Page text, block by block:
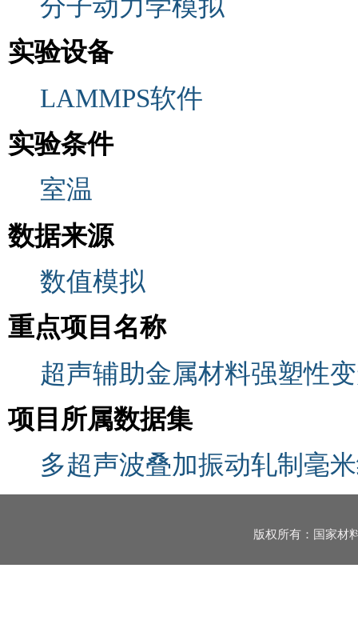
分子动力学模拟
实验设备
LAMMPS软件
实验条件
室温
数据来源
数值模拟
重点项目名称
超声辅助金属材料强塑性
项目所属数据集
多超声波叠加振动轧制毫
版权所有：国家材